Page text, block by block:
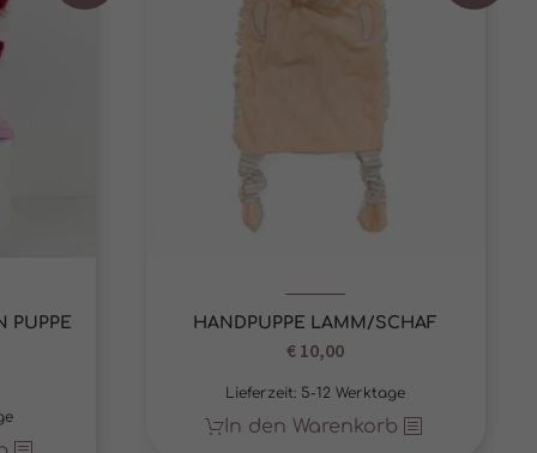
PUPPE
HANDPUPPE LAMM/SCHAF
Ursprünglicher
€ 19,90
€ 10,00Aktueller
€ 10,00.
Lieferzeit: 5-12 Werktage
In den Warenkorb